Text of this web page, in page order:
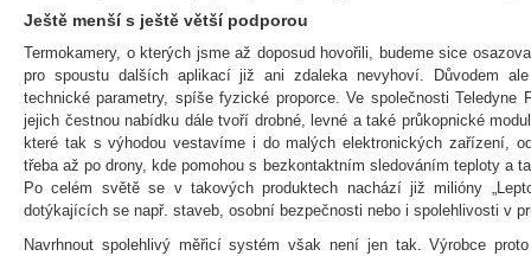
Ještě menší s ještě větší podporou
Termokamery, o kterých jsme až doposud hovořili, budeme sice
pro spoustu dalších aplikací již ani zdaleka nevyhoví. Důvodem ale
technické parametry, spíše fyzické proporce. Ve společnosti
jejich čestnou nabídku dále tvoří drobné, levné a také průkopnické
které tak s výhodou vestavíme i do malých elektronických zařízení,
třeba až po drony, kde pomohou s bezkontaktním sledováním teploty a
Po celém světě se v takových produktech nachází již milióny
dotýkajících se např. staveb, osobní bezpečnosti nebo i spolehlivosti v
Navrhnout spolehlivý měřicí systém však není jen tak. Výrobce